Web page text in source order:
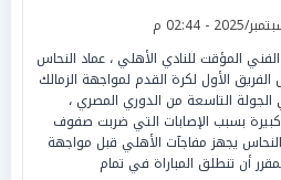
المؤقت للنادي الأهلي ، عماد النحاس
الأول لكرة القدم لمواجهة الزمالك
الجولة التاسعة من الدوري المصري ،
بسبب الإصابات التي ضربت صفوف
يجهز مفاجآت الأهلي قبل مواجهة
أن تنطلق المباراة في تمام